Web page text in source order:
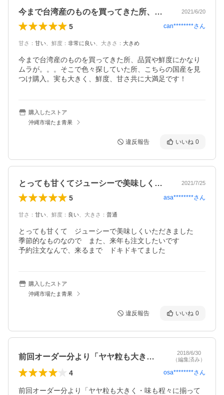
今まで台湾産のものを買ってきた所、品質… 2021/6/20
5 can********さん
甘さ ： 甘い 鮮度 ： 非常に良い 大きさ ： 大きめ
今まで台湾産のものを買ってきた所、品質や鮮度にかなり
ムラが。。。そこで色々探していた所、こちらの国産を見
つけ購入。実も大きく、鮮度、甘さ共に大満足です！
購入したストア
沖縄市場たま青果
違反報告 いいね 0
とっても甘くてジューシーで美味しくいた… 2021/7/25
5 asa********さん
甘さ ： 甘い 鮮度 ： 良い 大きさ ： 普通
とっても甘くて　ジューシーで美味しくいただきました
季節的なものなので　また、来年も注文したいです
予約注文なんで、来るまで　ドキドキてました
購入したストア
沖縄市場たま青果
違反報告 いいね 0
前回オーダー分より「ヤヤ粒も大きく・味…
2018/6/30
（編集済み）
4 osa********さん
前回オーダー分より「ヤヤ粒も大きく・味も程々に揃って